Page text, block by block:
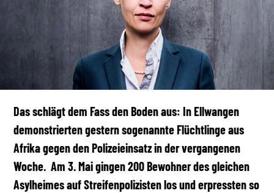
Das schlägt dem Fass den Boden aus: In Ellwangen
demonstrierten gestern sogenannte Flüchtlinge aus
Afrika gegen den Polizeieinsatz in der vergangenen
Woche. Am 3. Mai gingen 200 Bewohner des gleichen
Asylheimes auf Streifenpolizisten los und erpressten so